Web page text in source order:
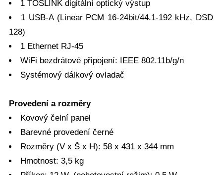
1 TOSLINK digitální optický výstup
1 USB-A (Linear PCM 16-24bit/44.1-192 kHz, DSD
128)
1 Ethernet RJ-45
WiFi bezdrátové připojení: IEEE 802.11b/g/n
Systémový dálkový ovladač
Provedení a rozměry
Kovový čelní panel
Barevné provedení černé
Rozměry (V x Š x H): 58 x 431 x 344 mm
Hmotnost: 3,5 kg